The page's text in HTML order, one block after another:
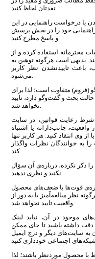
یا درخواست راهنمایی در این
خود را در بخش پرسش
محترمانه استفاده کرده و از
بدیهی است هرگونه توهین به
باعث تاییدنشدن نظر کاربر
(فروم) متفاوت است؛ لذا برای
بحث و گفت‌وگو دارد، تایید
شرط رعایت قوانین، در سایت
جانب‌دارانه یا اشتباه
وی انتقاد کنید. هر کاربر تنها
به خوانندگان نظرات واگذار
کند.
ذکر نکرده، درباره‌ی آن سؤال
قوت‌ها یا ضعف‌های محصول
نظر مبالغه‌آمیز یا به دور از
موجود در آن، نباید لینک
داشته باشید تا جای ممکن
به سایت‌های دیگر و درج ایمیل
با محصول موردنظر باشند؛ لذا